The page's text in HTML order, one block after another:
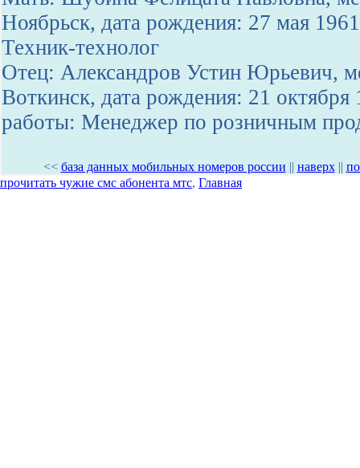
Ноябрьск, дата рождения: 27 мая
Техник-технолог
Отец: Александров Устин Юрьевич,
Воткинск, дата рождения: 21 октября
работы: Менеджер по розничным
<< база данных мобильных номеров россии || наверх||
прочитать чужие смс абонента мтс, Главная